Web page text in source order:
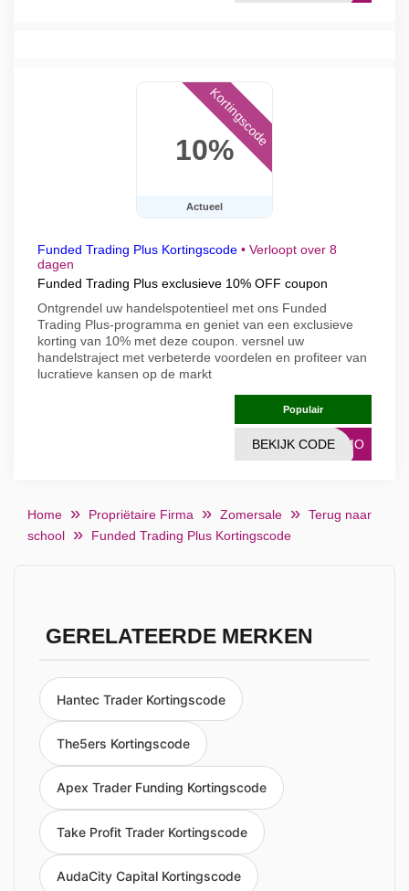
10%
Actueel
Kortingscode
Funded Trading Plus Kortingscode • Verloopt over 8
dagen
Funded Trading Plus exclusieve 10% OFF coupon
Ontgrendel uw handelspotentieel met ons Funded
Trading Plus-programma en geniet van een exclusieve
korting van 10% met deze coupon. versnel uw
handelstraject met verbeterde voordelen en profiteer van
lucratieve kansen op de markt
Populair
ROMO
BEKIJK CODE
Home Propriëtaire Firma Zomersale
Terug naar
school
Funded Trading Plus Kortingscode
GERELATEERDE MERKEN
Hantec Trader Kortingscode
The5ers Kortingscode
Apex Trader Funding Kortingscode
Take Profit Trader Kortingscode
AudaCity Capital Kortingscode